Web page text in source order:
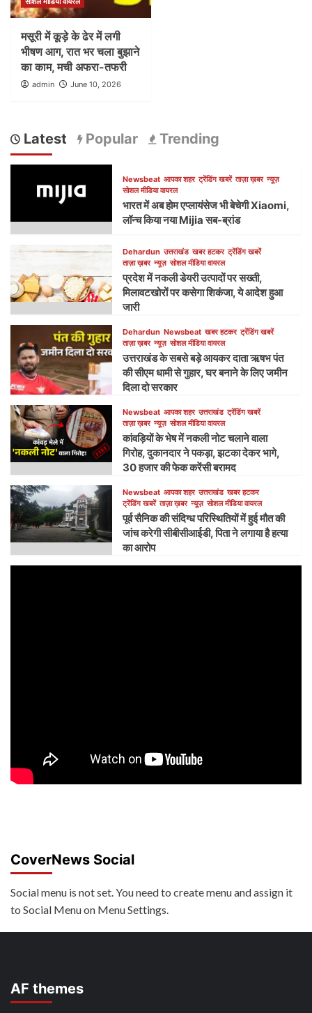
मसूरी में कूड़े के ढेर में लगी
भीषण आग, रात भर चला बुझाने
का काम, मची अफरा-तफरी
admin June 10, 2026
Latest Popular Trending
Newsbeat आपका शहर ट्रेंडिंग खबरें ताज़ा ख़बर न्यूज़
सोशल मीडिया वायरल
भारत में अब होम एप्लायंसेज भी बेचेगी Xiaomi,
लॉन्च किया नया Mijia सब-ब्रांड
Dehardun उत्तराखंड खबर हटकर ट्रेंडिंग खबरें
ताज़ा ख़बर न्यूज़ सोशल मीडिया वायरल
प्रदेश में नकली डेयरी उत्पादों पर सख्ती,
मिलावटखोरों पर कसेगा शिकंजा, ये आदेश हुआ
जारी
Dehardun Newsbeat खबर हटकर ट्रेंडिंग खबरें
ताज़ा ख़बर न्यूज़ सोशल मीडिया वायरल
उत्तराखंड के सबसे बड़े आयकर दाता ऋषभ पंत
की सीएम धामी से गुहार, घर बनाने के लिए जमीन
दिला दो सरकार
Newsbeat आपका शहर उत्तराखंड ट्रेंडिंग खबरें
ताज़ा ख़बर न्यूज़ सोशल मीडिया वायरल
कांवड़ियों के भेष में नकली नोट चलाने वाला
गिरोह, दुकानदार ने पकड़ा, झटका देकर भागे,
30 हजार की फेक करेंसी बरामद
Newsbeat आपका शहर उत्तराखंड खबर हटकर
ट्रेंडिंग खबरें ताज़ा ख़बर न्यूज़ सोशल मीडिया वायरल
पूर्व सैनिक की संदिग्ध परिस्थितियों में हुई मौत की
जांच करेगी सीबीसीआईडी, पिता ने लगाया है हत्या
का आरोप
CoverNews Social
Social menu is not set. You need to create menu and assign it
to Social Menu on Menu Settings.
AF themes